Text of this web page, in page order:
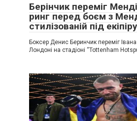
Берінчик переміг
ринг перед боєм з
стилізованій під
Боксер Денис Беринчик переміг
Лондоні на стадіоні “Tottenham